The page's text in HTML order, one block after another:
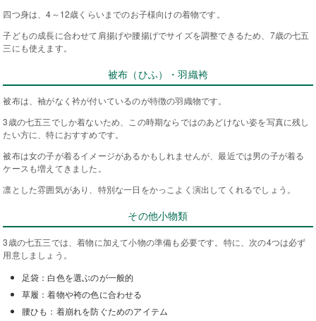
四つ身は、4～12歳くらいまでのお子様向けの着物です。
子どもの成長に合わせて肩揚げや腰揚げでサイズを調整できるため、7歳の七五
三にも使えます。
被布（ひふ）・羽織袴
被布は、袖がなく衿が付いているのが特徴の羽織物です。
3歳の七五三でしか着ないため、この時期ならではのあどけない姿を写真に残し
たい方に、特におすすめです。
被布は女の子が着るイメージがあるかもしれませんが、最近では男の子が着る
ケースも増えてきました。
凛とした雰囲気があり、特別な一日をかっこよく演出してくれるでしょう。
その他小物類
3歳の七五三では、着物に加えて小物の準備も必要です。特に、次の4つは必ず
用意しましょう。
足袋：白色を選ぶのが一般的
草履：着物や袴の色に合わせる
腰ひも：着崩れを防ぐためのアイテム